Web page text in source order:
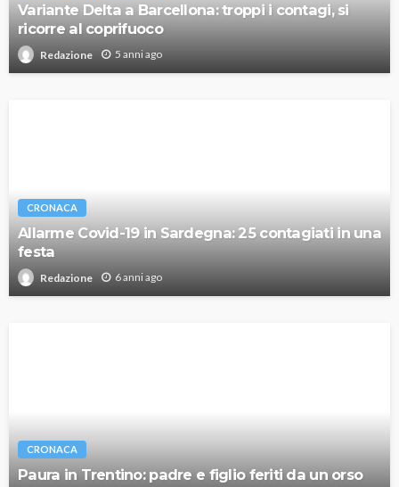
Variante Delta a Barcellona: troppi i contagi, si
ricorre al coprifuoco
Redazione 5 anni ago
CRONACA
Allarme Covid-19 in Sardegna: 25 contagiati in una
festa
Redazione 6 anni ago
CRONACA
Paura in Trentino: padre e figlio feriti da un orso